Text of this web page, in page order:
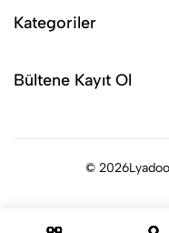
Kategoriler
Bültene Kayıt Ol
© 2026